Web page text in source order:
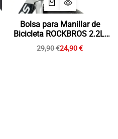
Bolsa para Manillar de
Bicicleta ROCKBROS 2.2L:
Espacio, Estilo y
Versatilidad en tu Ruta
29,90€24,90€